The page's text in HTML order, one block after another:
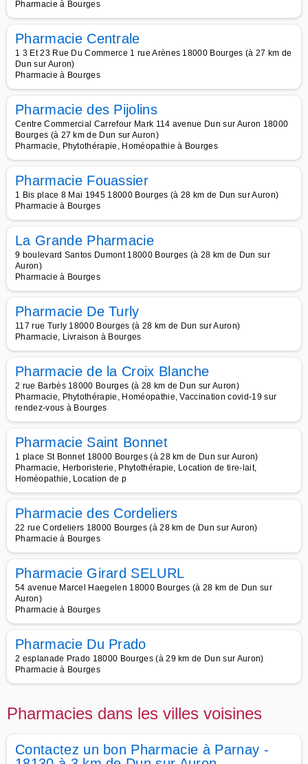
Pharmacie à Bourges
Pharmacie Centrale
1 3 Et 23 Rue Du Commerce 1 rue Arènes 18000 Bourges (à 27 km de
Dun sur Auron)
Pharmacie à Bourges
Pharmacie des Pijolins
Centre Commercial Carrefour Mark 114 avenue Dun sur Auron 18000
Bourges (à 27 km de Dun sur Auron)
Pharmacie, Phytothérapie, Homéopathie à Bourges
Pharmacie Fouassier
1 Bis place 8 Mai 1945 18000 Bourges (à 28 km de Dun sur Auron)
Pharmacie à Bourges
La Grande Pharmacie
9 boulevard Santos Dumont 18000 Bourges (à 28 km de Dun sur
Auron)
Pharmacie à Bourges
Pharmacie De Turly
117 rue Turly 18000 Bourges (à 28 km de Dun sur Auron)
Pharmacie, Livraison à Bourges
Pharmacie de la Croix Blanche
2 rue Barbès 18000 Bourges (à 28 km de Dun sur Auron)
Pharmacie, Phytothérapie, Homéopathie, Vaccination covid-19 sur
rendez-vous à Bourges
Pharmacie Saint Bonnet
1 place St Bonnet 18000 Bourges (à 28 km de Dun sur Auron)
Pharmacie, Herboristerie, Phytothérapie, Location de tire-lait,
Homéopathie, Location de p
Pharmacie des Cordeliers
22 rue Cordeliers 18000 Bourges (à 28 km de Dun sur Auron)
Pharmacie à Bourges
Pharmacie Girard SELURL
54 avenue Marcel Haegelen 18000 Bourges (à 28 km de Dun sur
Auron)
Pharmacie à Bourges
Pharmacie Du Prado
2 esplanade Prado 18000 Bourges (à 29 km de Dun sur Auron)
Pharmacie à Bourges
Pharmacies dans les villes voisines
Contactez un bon Pharmacie à Parnay -